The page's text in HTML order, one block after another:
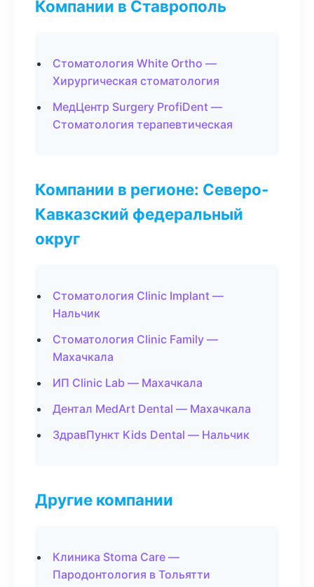
Компании в Ставрополь
Стоматология White Ortho —
Хирургическая стоматология
МедЦентр Surgery ProfiDent —
Стоматология терапевтическая
Компании в регионе: Северо-
Кавказский федеральный
округ
Стоматология Clinic Implant —
Нальчик
Стоматология Clinic Family —
Махачкала
ИП Clinic Lab — Махачкала
Дентал MedArt Dental — Махачкала
ЗдравПункт Kids Dental — Нальчик
Другие компании
Клиника Stoma Care —
Пародонтология в Тольятти